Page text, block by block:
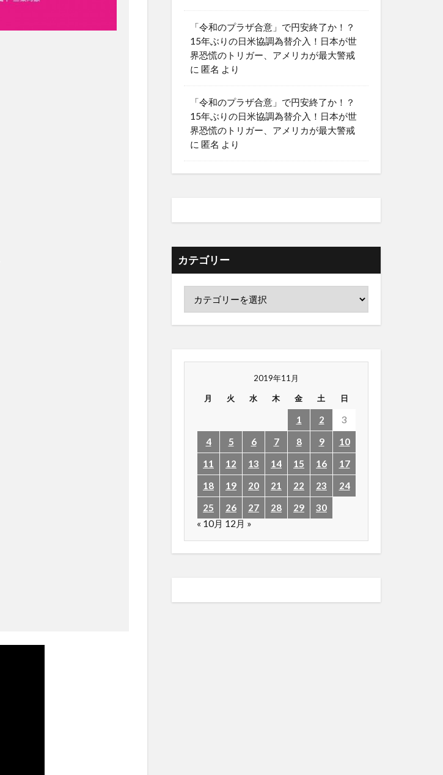
「令和のプラザ合意」で円安終了か！？
15年ぶりの日米協調為替介入！日本が世
界恐慌のトリガー、アメリカが最大警戒
に 匿名 より
「令和のプラザ合意」で円安終了か！？
15年ぶりの日米協調為替介入！日本が世
界恐慌のトリガー、アメリカが最大警戒
に 匿名 より
カテゴリー
2019年11月
月 火 水 木 金 土 日
1 2
3
4
5 6 7 8 9
10
11
12 13 14 15 16
17
18
19 20 21 22 23
24
25
26 27 28 29
30
« 10月 12月 »